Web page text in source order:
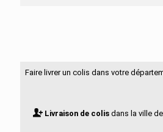
Faire livrer un colis dans votre
Livraison de colisdans la ville de